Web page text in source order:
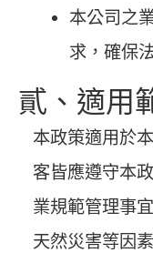
本公司之
求，確保
貳、適用
本政策適用於
客皆應遵守本
業規範管理事
天然災害等因